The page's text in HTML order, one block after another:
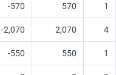
-570 570 1
-2,070 2,070 4
-550 550 1